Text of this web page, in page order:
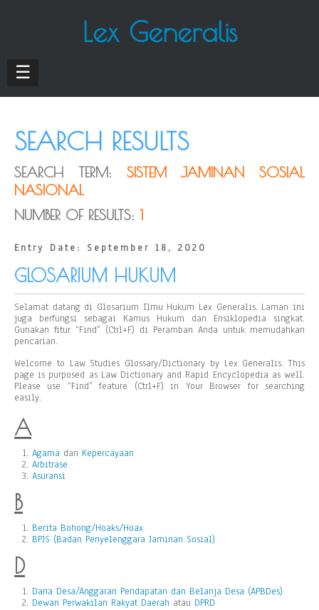
Lex Generalis
☰
SEARCH RESULTS
SEARCH TERM: SISTEM JAMINAN SOSIAL
NASIONAL
NUMBER OF RESULTS: 1
Entry Date: September 18, 2020
GLOSARIUM HUKUM
Selamat datang di Glosarium Ilmu Hukum Lex Generalis. Laman ini
juga berfungsi sebagai Kamus Hukum dan Ensiklopedia singkat.
Gunakan fitur “Find” (Ctrl+F) di Peramban Anda untuk memudahkan
pencarian.
Welcome to Law Studies Glossary/Dictionary by Lex Generalis. This
page is purposed as Law Dictionary and Rapid Encyclopedia as well.
Please use “Find” feature (Ctrl+F) in Your Browser for searching
easily.
A
Agama dan Kepercayaan
Arbitrase
Asuransi
B
Berita Bohong/Hoaks/Hoax
BPJS (Badan Penyelenggara Jaminan Sosial)
D
Dana Desa/Anggaran Pendapatan dan Belanja Desa (APBDes)
Dewan Perwakilan Rakyat Daerah atau DPRD